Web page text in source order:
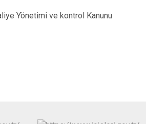
Yönetimi ve kontrol Kanunu